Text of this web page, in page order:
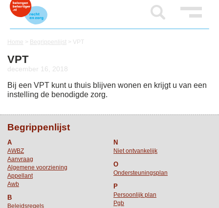
Home > Begrippenlijst > VPT
VPT
december 16, 2018
Bij een VPT kunt u thuis blijven wonen en krijgt u van een
instelling de benodigde zorg.
Begrippenlijst
A
AWBZ
Aanvraag
Algemene voorziening
Appellant
Awb
B
Beleidsregels
N
Niet ontvankelijk
O
Ondersteuningsplan
P
Persoonlijk plan
Pgb